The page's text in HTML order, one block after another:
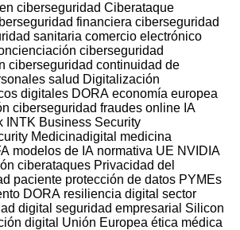
ciberseguridad Ciberataque
financiera ciberseguridad
sanitaria comercio electrónico
ciberseguridad
ciberseguridad continuidad de
salud Digitalización
digitales DORA economía europea
ciberseguridad fraudes online IA
INTK Business Security
Medicinadigital medicina
modelos de IA normativa UE NVIDIA
ciberataques Privacidad del
paciente protección de datos PYMEs
DORA resiliencia digital sector
digital seguridad empresarial Silicon
digital Unión Europea ética médica